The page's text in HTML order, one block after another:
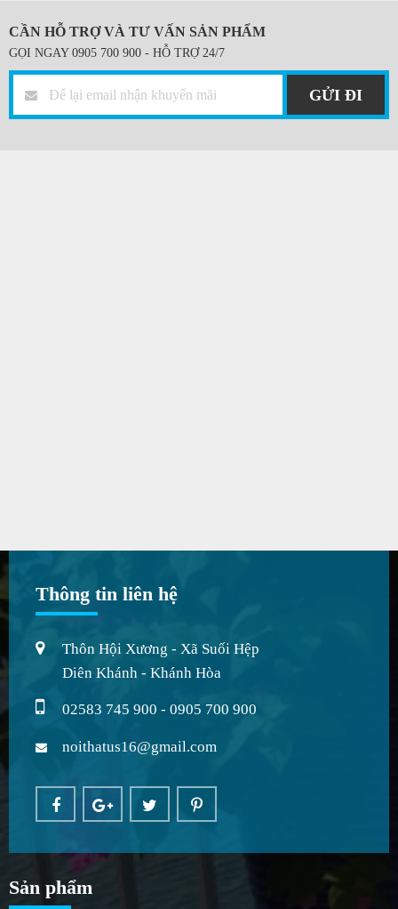
CẦN HỖ TRỢ VÀ TƯ VẤN SẢN PHẨM
GỌI NGAY 0905 700 900 - HỖ TRỢ 24/7
GỬI ĐI
Thông tin liên hệ
Thôn Hội Xương - Xã Suối Hệp
Diên Khánh - Khánh Hòa
02583 745 900 - 0905 700 900
noithatus16@gmail.com
Sản phẩm